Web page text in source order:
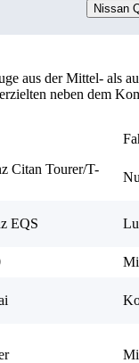
Nissan
aus der Mittel- als
neben dem
Citan Tourer/T-
EQS